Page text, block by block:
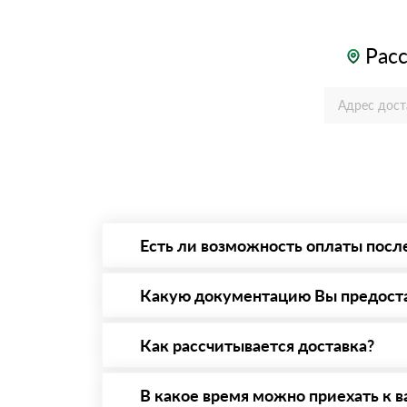
Есть ли возможность оплаты
то Вы вправе от него отказаться.
Какую документацию Вы
Как рассчитывается доставка?
стоимости и сроков доставки, которые
В какое время можно приехать к